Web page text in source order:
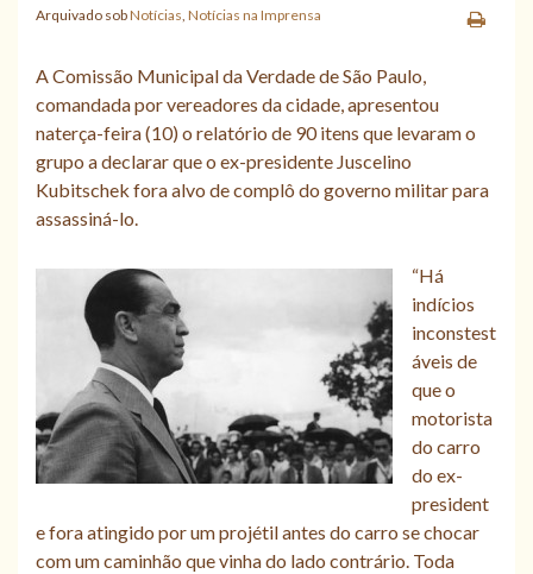
Arquivado sobNotícias Notícias na Imprensa
A Comissão Municipal da Verdade de São Paulo,
comandada por vereadores da cidade, apresentou
naterça-feira (10) o relatório de 90 itens que levaram o
grupo a declarar que o ex-presidente Juscelino
Kubitschek fora alvo de complô do governo militar para
assassiná-lo.
“Há
indícios
inconstest
áveis de
que o
motorista
do carro
do ex-
president
e fora atingido por um projétil antes do carro se chocar
com um caminhão que vinha do lado contrário. Toda